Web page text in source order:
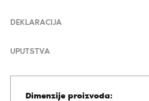
DEKLARACIJA
UPUTSTVA
Dimenzije proizvoda: